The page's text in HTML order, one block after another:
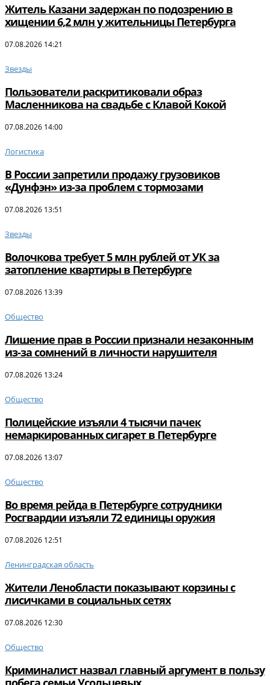
Житель Казани задержан по подозрению в
хищении 6,2 млн у жительницы Петербурга
07.08.2026 14:21
Звезды
Пользователи раскритиковали образ
Масленникова на свадьбе с Клавой Кокой
07.08.2026 14:00
Логистика
В России запретили продажу грузовиков
«Дунфэн» из-за проблем с тормозами
07.08.2026 13:51
Звезды
Волочкова требует 5 млн рублей от УК за
затопление квартиры в Петербурге
07.08.2026 13:39
Общество
Лишение прав в России признали незаконным
из-за сомнений в личности нарушителя
07.08.2026 13:24
Общество
Полицейские изъяли 4 тысячи пачек
немаркированных сигарет в Петербурге
07.08.2026 13:07
Общество
Во время рейда в Петербурге сотрудники
Росгвардии изъяли 72 единицы оружия
07.08.2026 12:51
Ленинградская область
Жители Ленобласти показывают корзины с
лисичками в социальных сетях
07.08.2026 12:30
Общество
Криминалист назвал главный аргумент в пользу